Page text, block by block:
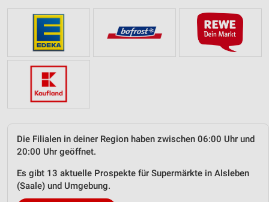
Die Filialen in deiner Region haben zwischen 06:00 Uhr und
20:00 Uhr geöffnet.
Es gibt 13 aktuelle Prospekte für Supermärkte in Alsleben
(Saale) und Umgebung.